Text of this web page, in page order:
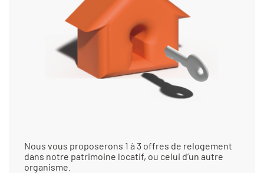
Nous vous proposerons 1 à 3 offres de relogement
dans notre patrimoine locatif, ou celui d’un autre
organisme.